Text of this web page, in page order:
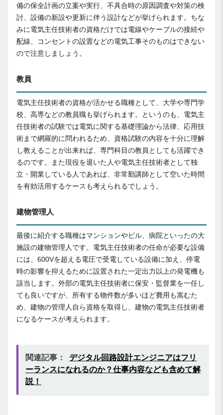
備の保全計画の立案や実行、不具合時の原因調査や対策の検
討、設備の新設や更新に伴う設計などが挙げられます。ちな
みに電気主任技術者の資格だけでは電線やケーブルの接続や
配線、コンセントの設置などの電気工事そのものはできない
ので注意しましょう。
教員
電気主任技術者の資格が活かせる職種として、大学や専門学
校、高専などの教員職も挙げられます。というのも、電気主
任技術者の試験では電気に関する基礎理論から法律、応用技
術まで網羅的に問われるため、資格試験の内容を十分に理解
し教えることが出来れば、専門科目の教員としても活躍でき
るのです。また現役を退いた人や電気主任技術者として独
立・開業している人であれば、非常勤講師として空いた時間
を有効活用するケースも考えられるでしょう。
建物管理人
最後に紹介する職種はマンションやビル、病院といったの大
施設の建物管理人です。電気主任技術者の任命が必要な設備
には、600Vを超える電圧で受電している設備に加え、停電
時の影響を抑えるために設置された一定出力以上の発電機も
該当します。外部の電気主任技術者に保安・監督業を一任し
ても良いですが、所有する物件数が多いほど費用も嵩むた
め、建物の管理人自ら資格を取得し、建物の電気主任技術者
になるケースが考えられます。
関連記事：
デジタル回路設計エンジニアはフリ
ーランスになれるのか？仕事内容なども含めて解
説！